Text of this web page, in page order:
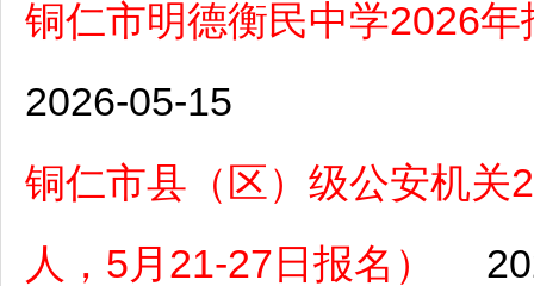
铜仁市明德衡民中学2026
2026-05-15
铜仁市县（区）级公安机关
人，5月21-27日报名）